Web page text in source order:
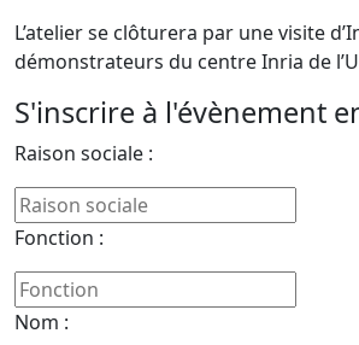
L’atelier se clôturera par une visite
démonstrateurs du centre Inria de
S'inscrire à l'évènement
Raison sociale :
Fonction :
Nom :